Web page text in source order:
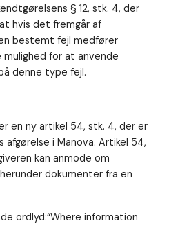
§ 12, stk. 4, der
hvis det fremgår af
bestemt fejl medfører
for at anvende
denne type fejl.
en ny artikel 54, stk. 4, der er
afgørelse i Manova. Artikel 54,
kan anmode om
dokumenter fra en
ordlyd:“Where information